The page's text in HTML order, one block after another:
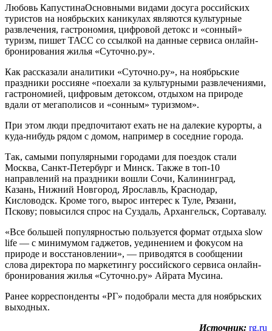
Любовь КапустинаОсновными видами досуга российских
туристов на ноябрьских каникулах являются культурные
развлечения, гастрономия, цифровой детокс и «сонный»
туризм, пишет ТАСС со ссылкой на данные сервиса онлайн-
бронирования жилья «Суточно.ру».
Как рассказали аналитики «Суточно.ру», на ноябрьские
праздники россияне «поехали за культурными развлечениями,
гастрономией, цифровым детоксом, отдыхом на природе
вдали от мегаполисов и «сонным» туризмом».
При этом люди предпочитают ехать не на далекие курорты, а
куда-нибудь рядом с домом, например в соседние города.
Так, самыми популярными городами для поездок стали
Москва, Санкт-Петербург и Минск. Также в топ-10
направлений на праздники вошли Сочи, Калининград,
Казань, Нижний Новгород, Ярославль, Краснодар,
Кисловодск. Кроме того, вырос интерес к Туле, Рязани,
Пскову; повысился спрос на Суздаль, Архангельск, Сортавалу.
«Все большей популярностью пользуется формат отдыха slow
life — с минимумом гаджетов, уединением и фокусом на
природе и восстановлении», — приводятся в сообщении
слова директора по маркетингу российского сервиса онлайн-
бронирования жилья «Суточно.ру» Айрата Мусина.
Ранее корреспонденты «РГ» подобрали места для ноябрьских
выходных.
Источник: rg.ru